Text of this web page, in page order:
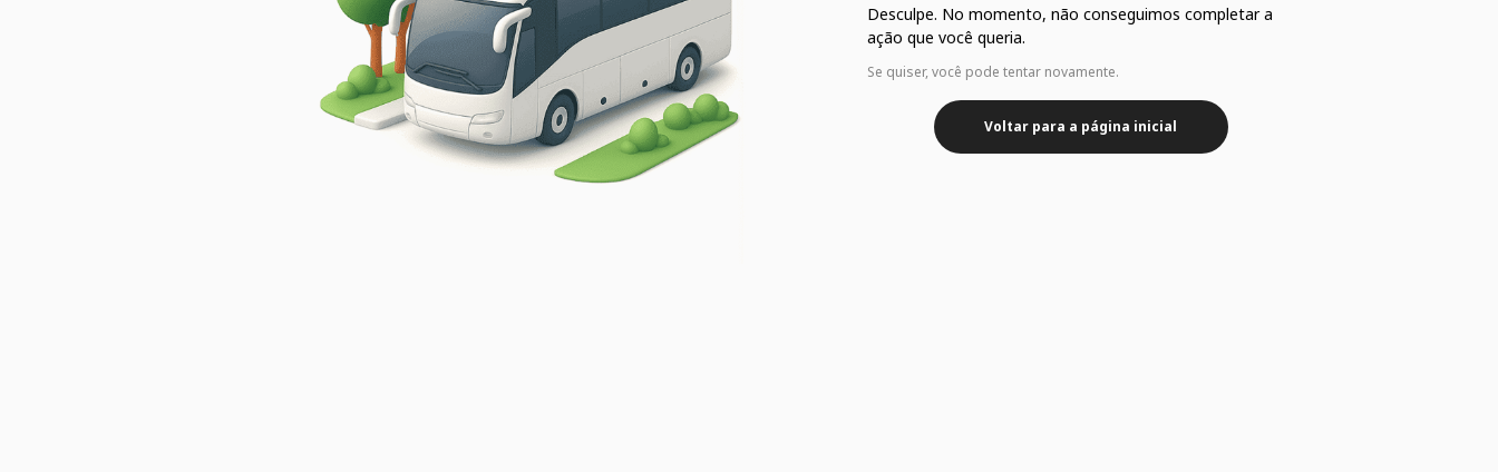
Desculpe. No momento, não conseguimos completar a
ação que você queria.
Se quiser, você pode tentar novamente.
Voltar para a página inicial